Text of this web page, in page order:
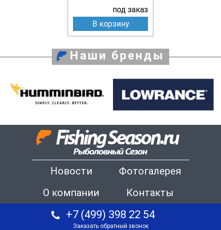
под заказ
В корзину
Наши бренды
Новости
Фотогалерея
О компании
Контакты
+7 (499) 398 22 54
Заказать обратный звонок